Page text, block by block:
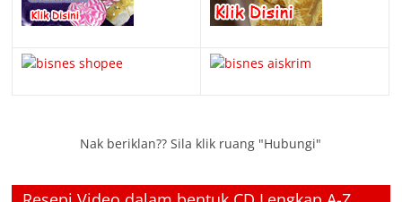
Nak beriklan?? Sila klik ruang "Hubungi"